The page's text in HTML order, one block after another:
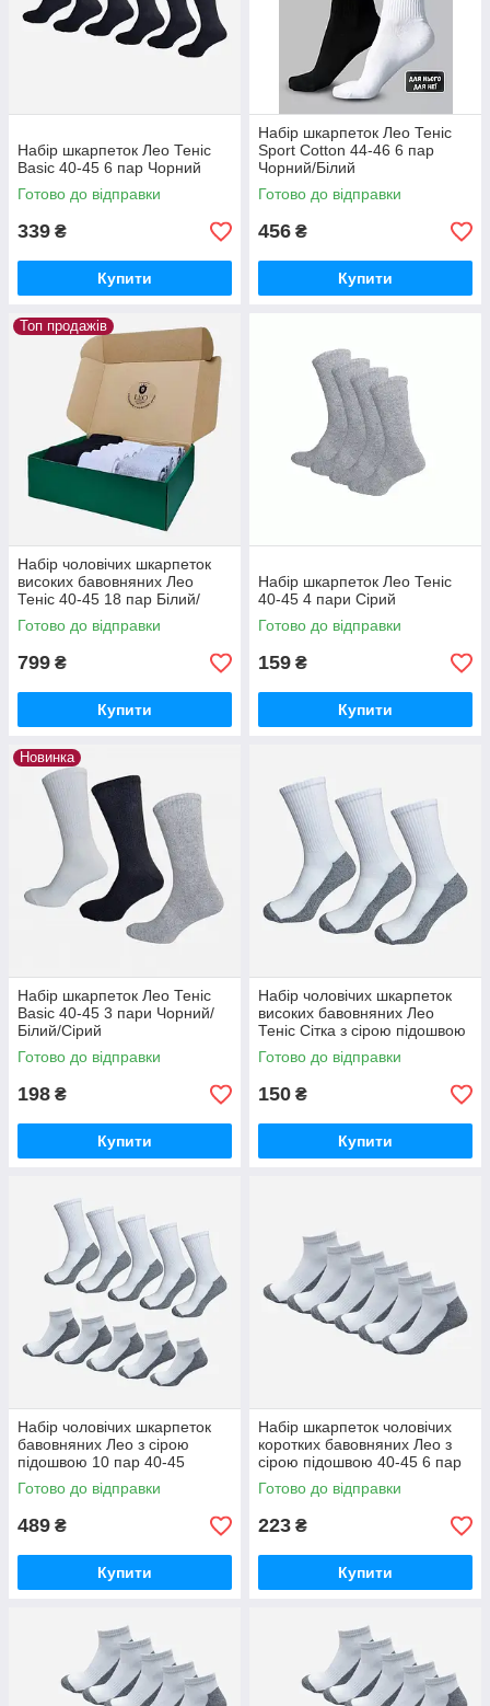
Набір шкарпеток Лео Теніс
Basic 40-45 6 пар Чорний
Готово до відправки
339 ₴
Купити
Набір шкарпеток Лео Теніс
Sport Cotton 44-46 6 пар
Чорний/Білий
Готово до відправки
456 ₴
Купити
Топ продажів
Набір чоловічих шкарпеток
високих бавовняних Лео
Теніс 40-45 18 пар Білий/
Сірий/Чорний
Готово до відправки
799 ₴
Купити
Набір шкарпеток Лео Теніс
40-45 4 пари Сірий
Готово до відправки
159 ₴
Купити
Новинка
Набір шкарпеток Лео Теніс
Basic 40-45 3 пари Чорний/
Білий/Сірий
Готово до відправки
198 ₴
Купити
Набір чоловічих шкарпеток
високих бавовняних Лео
Теніс Сітка з сірою підошвою
40-45 3 пари Білий/Сірий
Готово до відправки
150 ₴
Купити
Набір чоловічих шкарпеток
бавовняних Лео з сірою
підошвою 10 пар 40-45
Білий/Сірий
Готово до відправки
489 ₴
Купити
Набір шкарпеток чоловічих
коротких бавовняних Лео з
сірою підошвою 40-45 6 пар
Білий/Сірий
Готово до відправки
223 ₴
Купити